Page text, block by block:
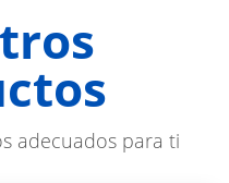
adecuados para ti